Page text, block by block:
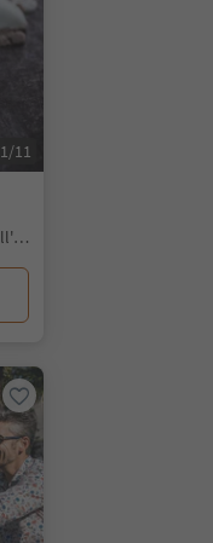
1/11
Collepietra/Steinegg, Karneid/Cornedo all'Isarco, Dolomites Region Eggental